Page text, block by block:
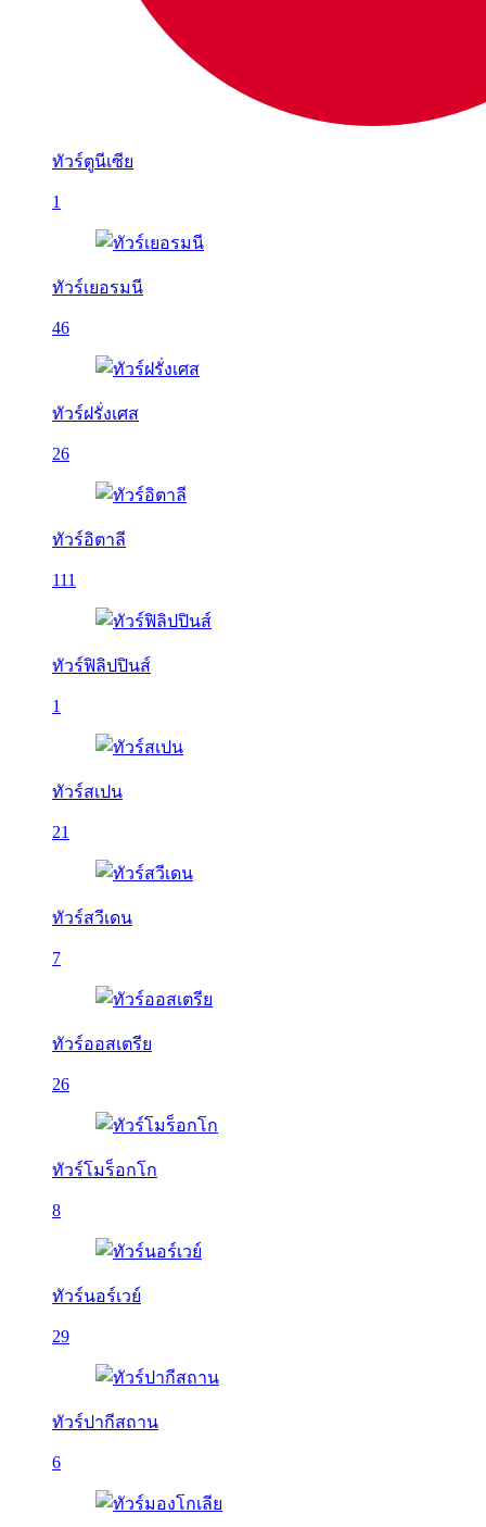
ทัวร์ตูนีเซีย
1
ทัวร์เยอรมนี
46
ทัวร์ฝรั่งเศส
26
ทัวร์อิตาลี
111
ทัวร์ฟิลิปปินส์
1
ทัวร์สเปน
21
ทัวร์สวีเดน
7
ทัวร์ออสเตรีย
26
ทัวร์โมร็อกโก
8
ทัวร์นอร์เวย์
29
ทัวร์ปากีสถาน
6